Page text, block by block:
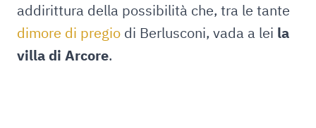
addirittura della possibilità che, tra le tante
dimore di pregio di Berlusconi, vada a lei la
villa di Arcore.